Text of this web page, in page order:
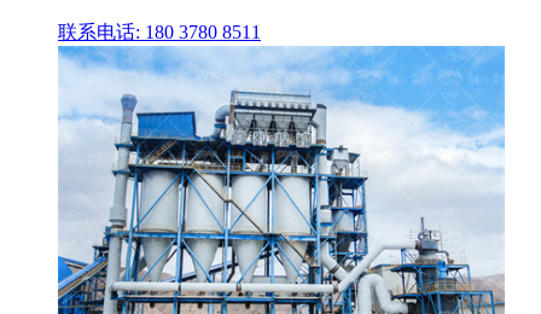
联系电话: 180 3780 8511